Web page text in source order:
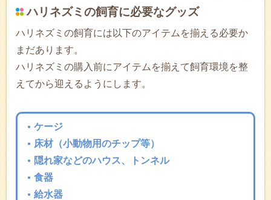
ハリネズミの飼育に必要なグッズ
ハリネズミの飼育には以下のアイテムを揃える必要か
まだあります。
ハリネズミの購入前にアイテムを揃えて飼育環境を整
えてから迎えるようにします。
ケージ
床材（小動物用のチップ等）
隠れ家などのハウス、トンネル
食器
給水器